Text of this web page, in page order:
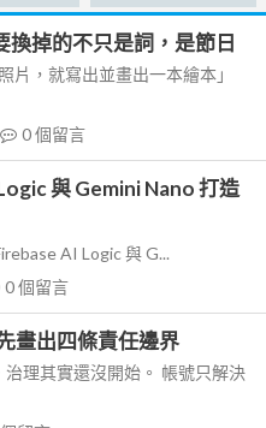
換掉的不只是詞，是節日
片，就寫出並畫出一本繪本」
0個留言
與 Gemini Nano 打造
AI Logic 與 G...
0個留言
畫出四條責任邊界
理其實還沒開始。 帳號只解決